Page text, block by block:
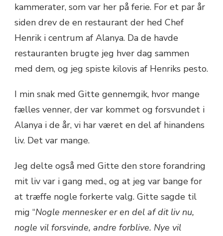
kammerater, som var her på ferie. For et par år
siden drev de en restaurant der hed Chef
Henrik i centrum af Alanya. Da de havde
restauranten brugte jeg hver dag sammen
med dem, og jeg spiste kilovis af Henriks pesto.
I min snak med Gitte gennemgik, hvor mange
fælles venner, der var kommet og forsvundet i
Alanya i de år, vi har været en del af hinandens
liv. Det var mange.
Jeg delte også med Gitte den store forandring
mit liv var i gang med., og at jeg var bange for
at træffe nogle forkerte valg. Gitte sagde til
mig “Nogle mennesker er en del af dit liv nu,
nogle vil forsvinde, andre forblive. Nye vil